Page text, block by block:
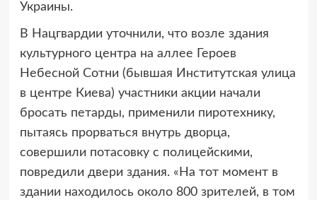
Украины.
В Нацгвардии уточнили, что возле здания
культурного центра на аллее Героев
Небесной Сотни (бывшая Институтская улица
в центре Киева) участники акции начали
бросать петарды, применили пиротехнику,
пытаясь прорваться внутрь дворца,
совершили потасовку с полицейскими,
повредили двери здания. «На тот момент в
здании находилось около 800 зрителей, в том